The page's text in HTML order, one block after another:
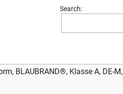
Search:
BLAUBRAND®, Klasse A, DE-